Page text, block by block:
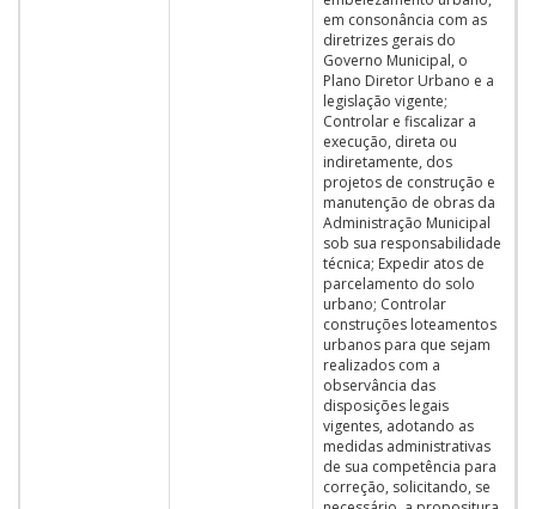
em consonância com as
diretrizes gerais do
Governo Municipal, o
Plano Diretor Urbano e a
legislação vigente;
Controlar e fiscalizar a
execução, direta ou
indiretamente, dos
projetos de construção e
manutenção de obras da
Administração Municipal
sob sua responsabilidade
técnica; Expedir atos de
parcelamento do solo
urbano; Controlar
construções loteamentos
urbanos para que sejam
realizados com a
observância das
disposições legais
vigentes, adotando as
medidas administrativas
de sua competência para
correção, solicitando, se